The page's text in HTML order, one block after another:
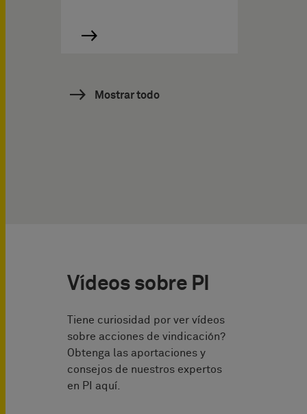
Mostrar todo
Vídeos sobre PI
Tiene curiosidad por ver vídeos
sobre acciones de vindicación?
Obtenga las aportaciones y
consejos de nuestros expertos
en PI aquí.